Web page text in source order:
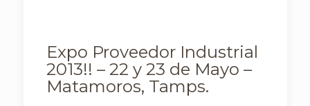
Expo Proveedor Industrial
2013!! – 22 y 23 de Mayo –
Matamoros, Tamps.